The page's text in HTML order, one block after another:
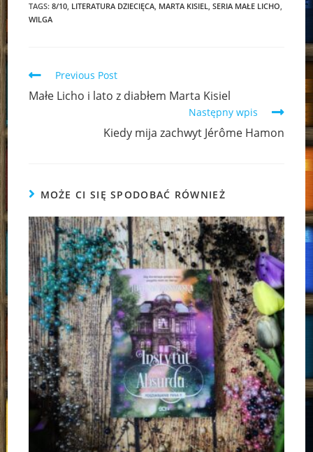
TAGS:8/10, LITERATURA DZIECIĘCA, MARTA KISIEL, SERIA MAŁE LICHO,
WILGA
Read
more
articles
Previous Post
Małe Licho i lato z diabłem Marta Kisiel
Następny wpis
Kiedy mija zachwyt Jérôme Hamon
MOŻE CI SIĘ SPODOBAĆ RÓWNIEŻ